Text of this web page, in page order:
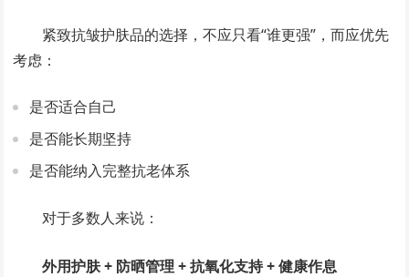
紧致抗皱护肤品的选择，不应只看“谁更强”，而应优先
考虑：
是否适合自己
是否能长期坚持
是否能纳入完整抗老体系
对于多数人来说：
外用护肤 + 防晒管理 + 抗氧化支持 + 健康作息